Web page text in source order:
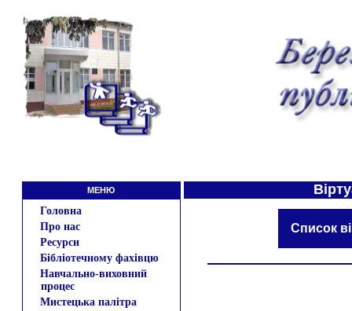
МЕНЮ
Головна
Про нас
Ресурси
Бібліотечному фахівцю
Навчально-виховний
процес
Мистецька палітра
Список